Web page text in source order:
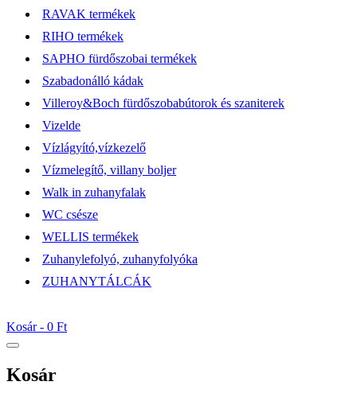
RAVAK termékek
RIHO termékek
SAPHO fürdőszobai termékek
Szabadonálló kádak
Villeroy&Boch fürdőszobabútorok és szaniterek
Vizelde
Vízlágyító,vízkezelő
Vízmelegítő, villany boljer
Walk in zuhanyfalak
WC csésze
WELLIS termékek
Zuhanylefolyó, zuhanyfolyóka
ZUHANYTÁLCÁK
Kosár - 0 Ft
Kosár